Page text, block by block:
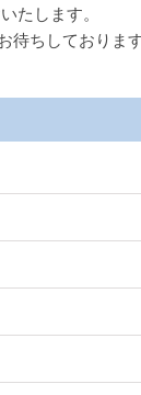
たします。
待ちしておりま